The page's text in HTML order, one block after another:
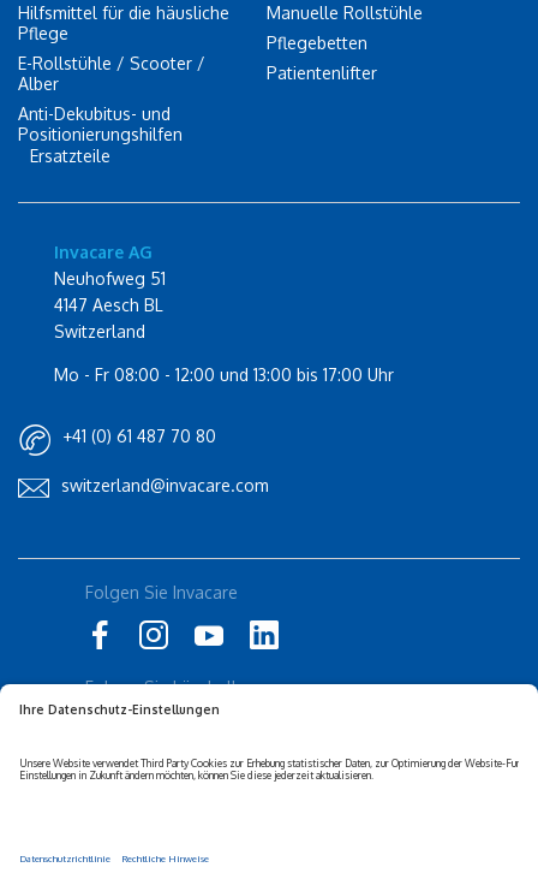
Hilfsmittel für die häusliche
Pflege
E-Rollstühle / Scooter /
Alber
Anti-Dekubitus- und
Positionierungshilfen
Manuelle Rollstühle
Pflegebetten
Patientenlifter
Ersatzteile
Invacare AG
Neuhofweg 51
4147 Aesch BL
Switzerland
Mo - Fr 08:00 - 12:00 und 13:00 bis 17:00 Uhr
+41 (0) 61 487 70 80
switzerland@invacare.com
Barrierefreiheits-erklärung
Folgen Sie Invacare
Folgen Sie küschall
Rolli-Community
küschall